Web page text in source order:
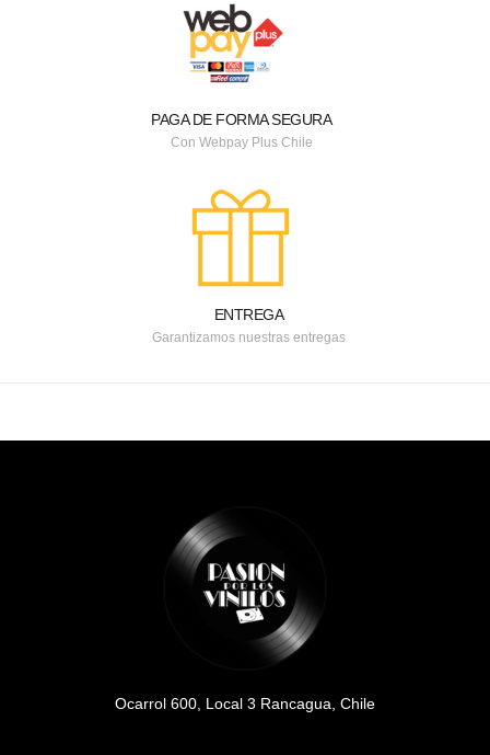
PAGA DE FORMA SEGURA
Con Webpay Plus Chile
ENTREGA
Garantizamos nuestras entregas
Ocarrol 600, Local 3 Rancagua, Chile